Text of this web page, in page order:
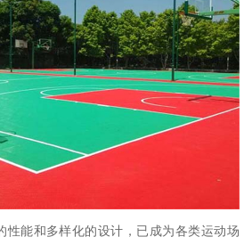
性能和多样化的设计，已成为各类运动场